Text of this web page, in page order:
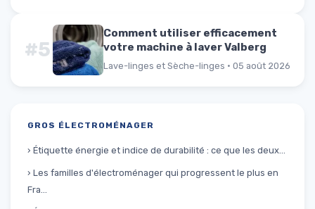
#5
Comment utiliser efficacement
votre machine à laver Valberg
Lave-linges et Sèche-linges · 05 août 2026
GROS ÉLECTROMÉNAGER
› Étiquette énergie et indice de durabilité : ce que les deux...
› Les familles d'électroménager qui progressent le plus en
Fra...